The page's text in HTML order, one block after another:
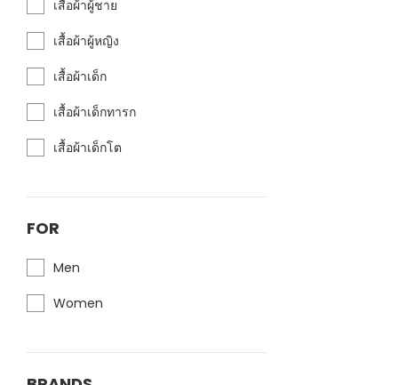
เสื้อผ้าผู้ชาย
เสื้อผ้าผู้หญิง
เสื้อผ้าเด็ก
เสื้อผ้าเด็กทารก
เสื้อผ้าเด็กโต
FOR
Men
Women